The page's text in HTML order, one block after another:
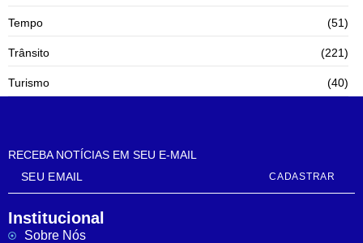
Tempo (51)
Trânsito (221)
Turismo (40)
RECEBA NOTÍCIAS EM SEU E-MAIL
CADASTRAR
Institucional
Sobre Nós